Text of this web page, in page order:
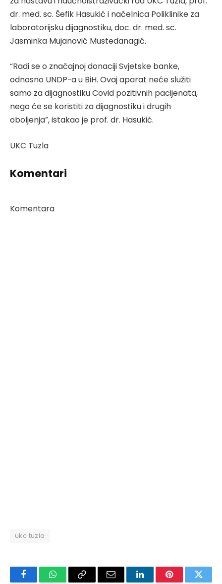
dr. med. sc. Šefik Hasukić i načelnica Poliklinike za
laboratorijsku dijagnostiku, doc. dr. med. sc.
Jasminka Mujanović Mustedanagić.
“Radi se o značajnoj donaciji Svjetske banke,
odnosno UNDP-a u BiH. Ovaj aparat neće služiti
samo za dijagnostiku Covid pozitivnih pacijenata,
nego će se koristiti za dijagnostiku i drugih
oboljenja”, istakao je prof. dr. Hasukić.
UKC Tuzla
Komentari
Komentara
ukc tuzla
FacebookWhatsAppCopy Email LinkedInPinterest